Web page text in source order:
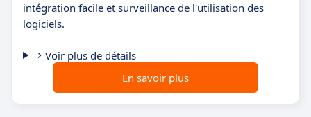
intégration facile et surveillance de l'utilisation des
logiciels.
Voir plus de détails
En savoir plus